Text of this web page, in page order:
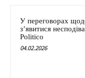
У переговорах
з’явитися
Politico
04.02.2026